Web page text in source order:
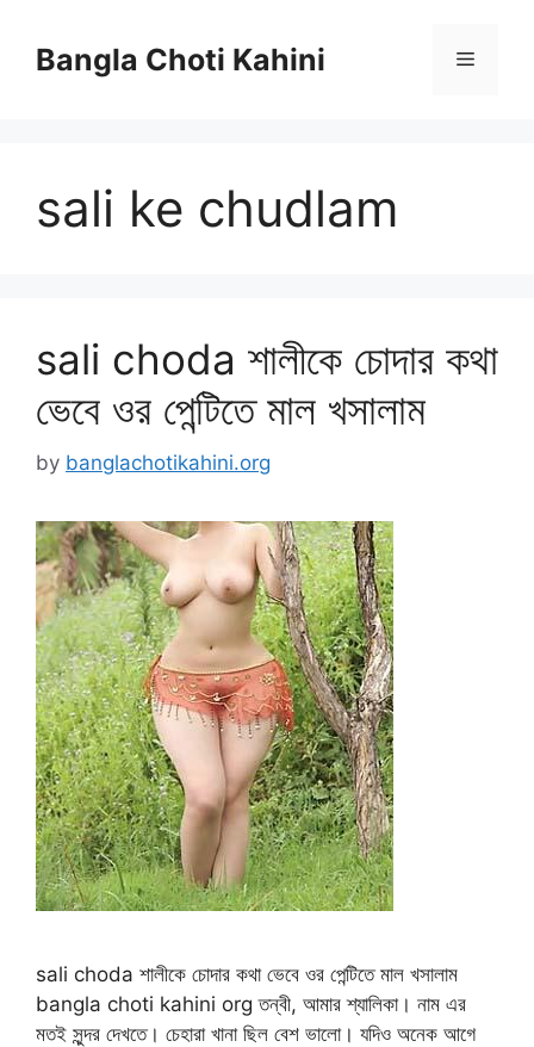
contentBangla Choti Kahini Menu
sali ke chudlam
sali choda শালীকে চোদার কথা
ভেবে ওর পেন্টিতে মাল খসালাম
by banglachotikahini.org
sali choda শালীকে চোদার কথা ভেবে ওর পেন্টিতে মাল খসালাম
bangla choti kahini org তন্বী, আমার শ্যালিকা। নাম এর
মতই সুন্দর দেখতে। চেহারা খানা ছিল বেশ ভালো। যদিও অনেক আগে